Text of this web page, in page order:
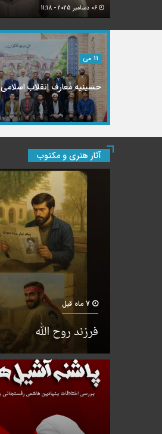
11 می
حسینیه معارف انقلاب اسلامی
آثار هنری و مکتوب
فرزند روح الله